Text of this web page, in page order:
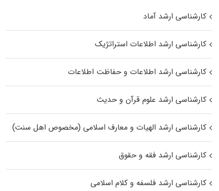
کارشناسی ارشد آماد
کارشناسی ارشد اطلاعات استراتژیک
کارشناسی ارشد اطلاعات و حفاظت اطلاعات
کارشناسی ارشد علوم قرآن و حدیث
کارشناسی ارشد الهیات و معارف اسلامی (مخصوص اهل سنت)
کارشناسی ارشد فقه و حقوق
کارشناسی ارشد فلسفه و کلام اسلامی